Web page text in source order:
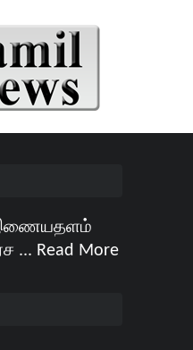
... Read More